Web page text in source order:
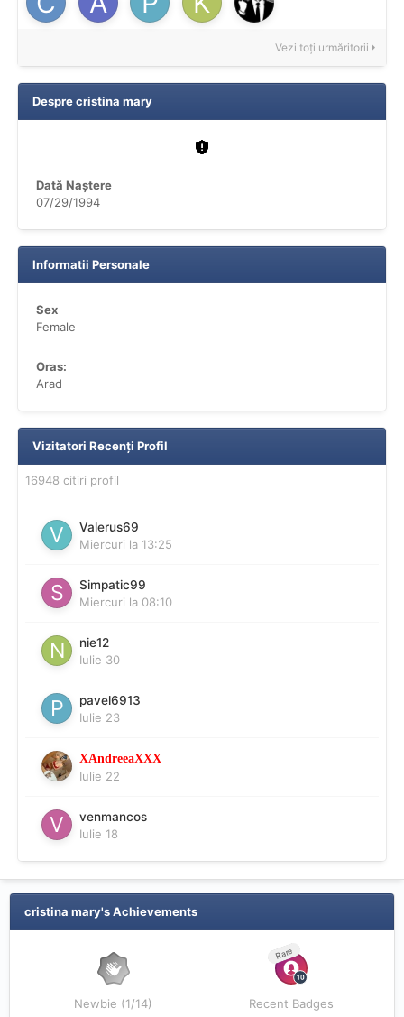
Vezi toți urmăritorii
Despre cristina mary
Dată Naștere
07/29/1994
Informatii Personale
Sex
Female
Oras:
Arad
Vizitatori Recenți Profil
16948 citiri profil
Valerus69
Miercuri la 13:25
Simpatic99
Miercuri la 08:10
nie12
Iulie 30
pavel6913
Iulie 23
XAndreeaXXX
Iulie 22
venmancos
Iulie 18
cristina mary's Achievements
Newbie (1/14)
Rare
Recent Badges